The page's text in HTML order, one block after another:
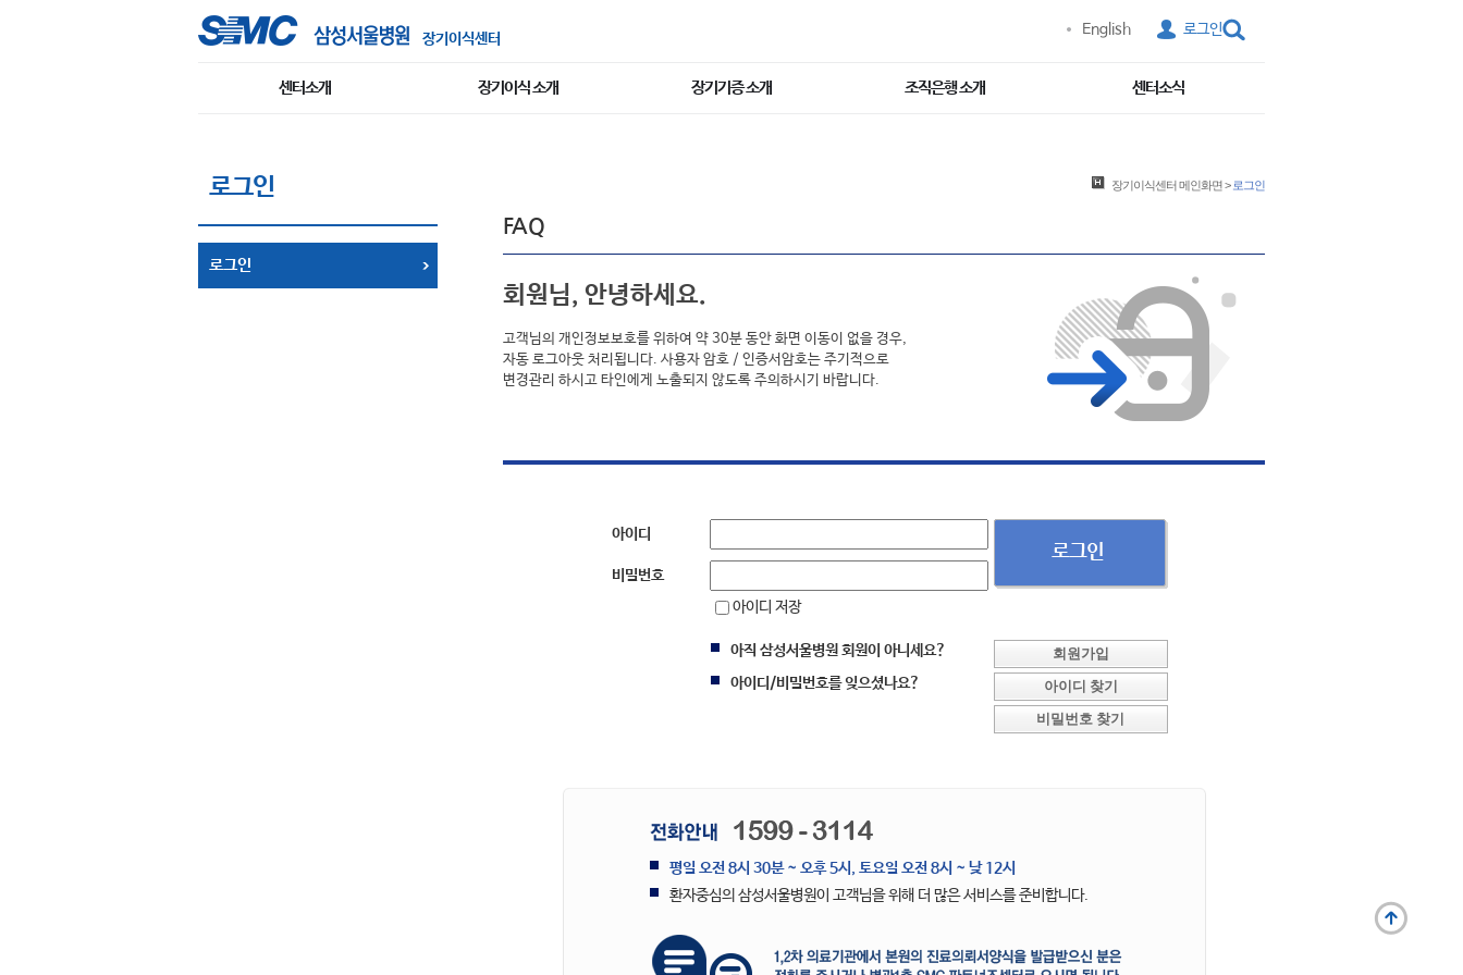
장기이식센터
English 로그인
센터소개 장기이식 소개 장기기증 소개 조직은행 소개 센터소식
로그인
로그인
장기이식센터메인화면> 로그인
FAQ
회원님, 안녕하세요.
고객님의 개인정보보호를 위하여 약 30분 동안 화면 이동이 없을 경우,
자동 로그아웃 처리됩니다. 사용자 암호 / 인증서암호는 주기적으로
변경관리 하시고 타인에게 노출되지 않도록 주의하시기 바랍니다.
아이디
비밀번호
아이디 저장
아직 삼성서울병원 회원이 아니세요? 회원가입
아이디/비밀번호를 잊으셨나요? 아이디 찾기
비밀번호 찾기
평일 오전 8시 30분 ~ 오후 5시, 토요일 오전 8시 ~ 낮 12시
환자중심의 삼성서울병원이 고객님을 위해 더 많은 서비스를 준비합니다.